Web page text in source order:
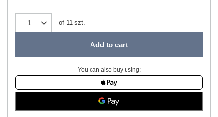
of 11 szt.
Add to cart
You can also buy using: